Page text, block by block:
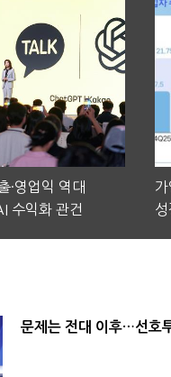
·영업익 역대
수익화 관건
성
문제는 전대 이후…선호